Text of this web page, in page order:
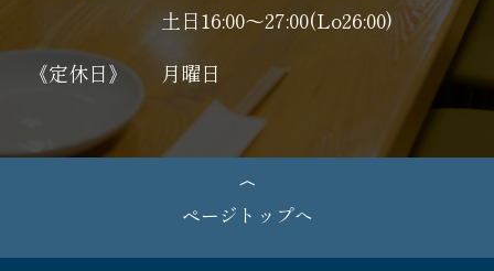
土日16:00～27:00(Lo26:00)
《定休日》
月曜日
ページトップへ